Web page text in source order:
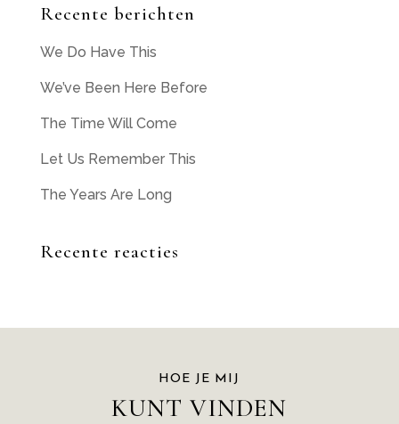
Recente berichten
We Do Have This
We’ve Been Here Before
The Time Will Come
Let Us Remember This
The Years Are Long
Recente reacties
HOE JE MIJ
KUNT VINDEN